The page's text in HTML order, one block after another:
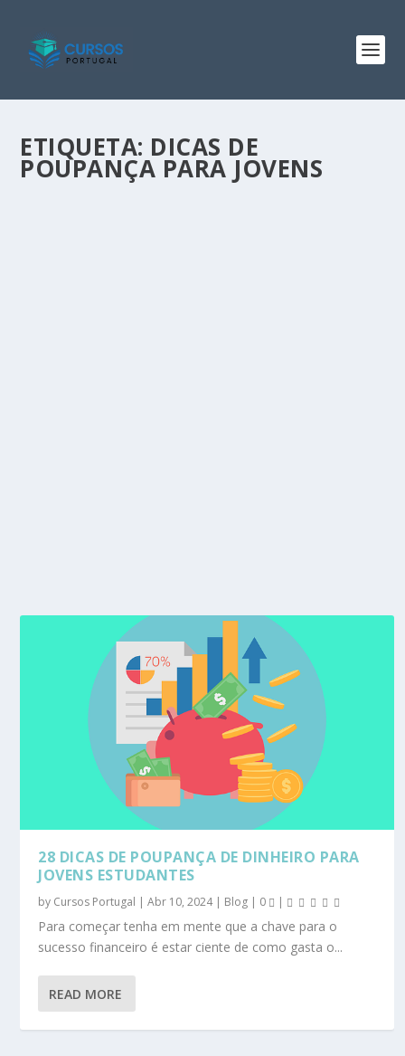
ETIQUETA: DICAS DE
POUPANÇA PARA JOVENS
28 DICAS DE POUPANÇA DE DINHEIRO PARA
JOVENS ESTUDANTES
by Cursos Portugal |Abr 10, 2024| Blog 0
Para começar tenha em mente que a chave para o
sucesso financeiro é estar ciente de como gasta o...
READ MORE